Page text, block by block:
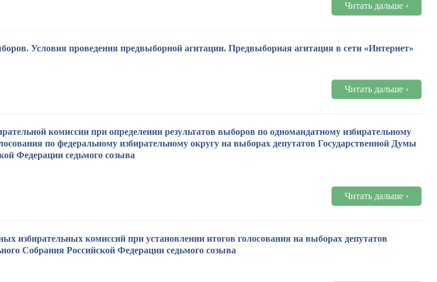
Читать дальше ›
Условия проведения предвыборной агитации. Предвыборная агитация в сети «Интернет»
Читать дальше ›
комиссии при определении результатов выборов по одномандатному избирательному
по федеральному избирательному округу на выборах депутатов Государственной Думы
Федерации седьмого созыва
Читать дальше ›
избирательных комиссий при установлении итогов голосования на выборах депутатов
Собрания Российской Федерации седьмого созыва